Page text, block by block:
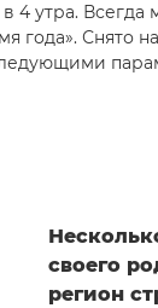
4 утра.
года». Снято
своего
регион